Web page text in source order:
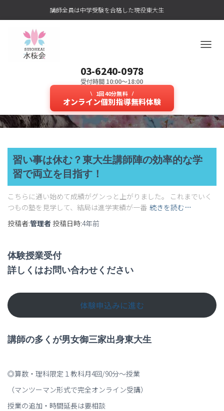
講師全員は中学受験を合格した現役東大生
03-6240-0978
受付時間 10:00～18:00
1回40分無料
オンライン個別指導無料体験
を
切
替
#中学受験算数
習い事は休む？東大生講師陣の効率的な学
習で両立を目指す！
こちらに通い始めて成績がグンっと上がりました。 これまでいく
つもの塾を見学して、結局は進学実績が一番 続きを読む…
投稿者:管理者投稿日時:4年前
体験授業受付
詳しくはお問い合わせください
体験申込みに進む
講師の多くが男女御三家出身東大生
◎算数・理科限定１教科月4回/90分～授業
（マンツーマン形式で完全オンライン受講）
授業の追加・時間延長は要相談